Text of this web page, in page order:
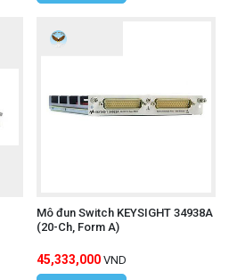
Mô đun Switch KEYSIGHT 34938A
(20-Ch, Form A)
45,333,000 VND